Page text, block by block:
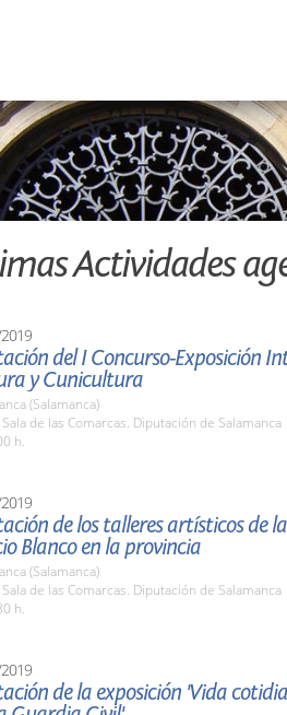
Actividades
del I Concurso-Exposición
y Cunicultura
(Salamanca)
Sala de las Comarcas. Diputación de Salamanca
h.
de los talleres artísticos de
Blanco en la provincia
(Salamanca)
Sala de las Comarcas. Diputación de Salamanca
h.
de la exposición 'Vida